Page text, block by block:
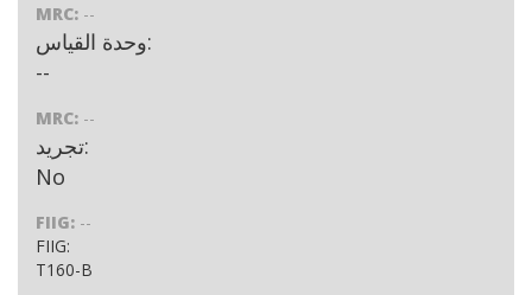
MRC: --
وحدة القياس:
--
MRC: --
تجريد:
No
FIIG: --
FIIG:
T160-B